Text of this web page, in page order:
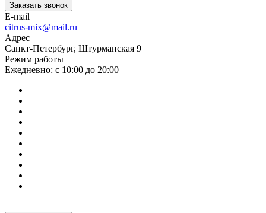
Заказать звонок
E-mail
citrus-mix@mail.ru
Адрес
Санкт-Петербург, Штурманская 9
Режим работы
Ежедневно: с 10:00 до 20:00